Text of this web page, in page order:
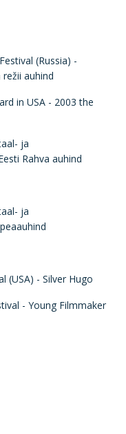
(Russia) -
auhind
in USA - 2003 the
ja
Rahva auhind
ja
(USA) - Silver Hugo
- Young Filmmaker